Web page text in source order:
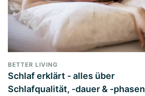
BETTER LIVING
Schlaf erklärt - alles über
Schlafqualität, -dauer & -phasen